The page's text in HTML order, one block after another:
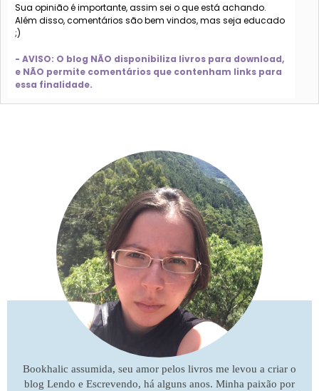
Sua opinião é importante, assim sei o que está achando.
Além disso, comentários são bem vindos, mas seja educado
;)
- AVISO: O blog NÃO disponibiliza livros para download,
e NÃO permite comentários que contenham links para
essa finalidade.
Bookhalic assumida, seu amor pelos livros me levou a criar o
blog Lendo e Escrevendo, há alguns anos. Minha paixão por